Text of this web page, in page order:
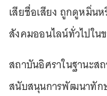
เสียชื่อเสียง ถูกดูหมิ่น
สังคมออนไลน์ทั่วไปใ
สถาบันอิศราในฐานะ
สนับสนุนการพัฒนาทัก